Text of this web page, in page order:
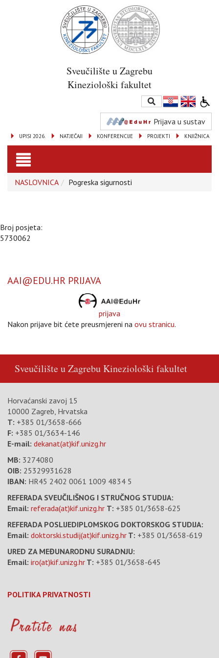
Sveučilište u Zagrebu
Kineziološki fakultet
Prijava u sustav
KNJIŽNICA
PROJEKTI
KONFERENCIJE
NATJEČAJI
UPISI 2026.
Toggle
navigation
NASLOVNICA Pogreska sigurnosti
Broj posjeta:
5730062
AAI@EDU.HR PRIJAVA
prijava
Nakon prijave bit ćete preusmjereni na ovu stranicu.
Sveučilište u ZagrebuKineziološki fakultet
Horvaćanski zavoj 15
10000 Zagreb, Hrvatska
T: +385 01/3658-666
F: +385 01/3634-146
E-mail: dekanat(at)kif.unizg.hr
MB: 3274080
OIB: 25329931628
IBAN: HR45 2402 0061 1009 4834 5
REFERADA SVEUČILIŠNOG I STRUČNOG STUDIJA:
Email: referada(at)kif.unizg.hr T: +385 01/3658-625
REFERADA POSLIJEDIPLOMSKOG DOKTORSKOG STUDIJA:
Email: doktorski.studij(at)kif.unizg.hr T: +385 01/3658-619
URED ZA MEĐUNARODNU SURADNJU:
Email: iro(at)kif.unizg.hr T: +385 01/3658-645
POLITIKA PRIVATNOSTI